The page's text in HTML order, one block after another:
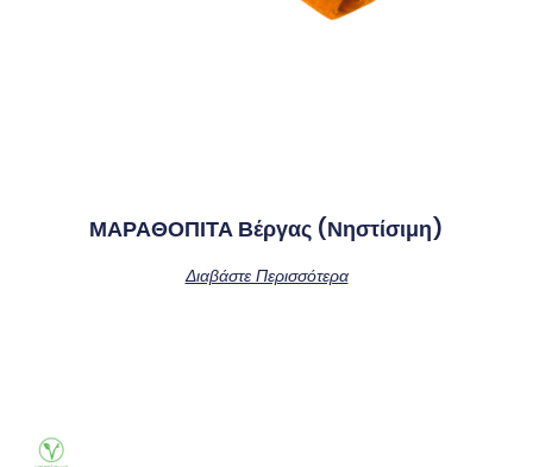
ΜΑΡΑΘΟΠΙΤΑ Βέργας (νηστίσιμη)
Διαβάστε Περισσότερα